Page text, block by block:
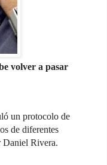
volver a pasar
un protocolo de
de diferentes
Daniel Rivera.